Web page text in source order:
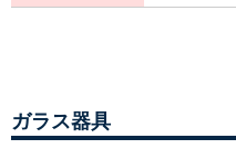
ガラス器具